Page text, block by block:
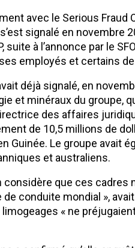
avec le Serious
signalé en novembre
suite à l’annonce par le
employés et certains
déjà signalé, en
et minéraux du groupe,
des affaires
de 10,5 millions de
Guinée. Le groupe avait
et australiens.
considère que ces
de conduite mondial »,
« ne